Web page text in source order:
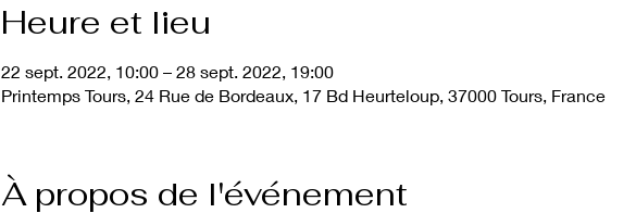
Heure et lieu
22 sept. 2022, 10:00 – 28 sept. 2022, 19:00
Printemps Tours, 24 Rue de Bordeaux, 17 Bd Heurteloup, 37000 Tours, France
À propos de l'événement